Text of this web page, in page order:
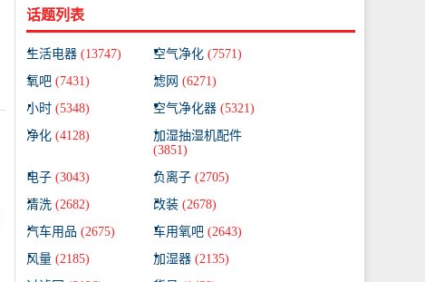
音卧室月销量198件仅售
59.9元
KJF28月销量0件仅售249元
话题列表
生活电器 (13747) 空气净化 (7571)
氧吧 (7431) 滤网 (6271)
小时 (5348) 空气净化器 (5321)
净化 (4128)
加湿抽湿机配件
(3851)
电子 (3043) 负离子 (2705)
清洗 (2682) 改装 (2678)
汽车用品 (2675) 车用氧吧 (2643)
风量 (2185) 加湿器 (2135)